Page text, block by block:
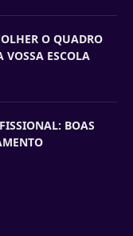
O QUADRO
VOSSA ESCOLA
BOAS